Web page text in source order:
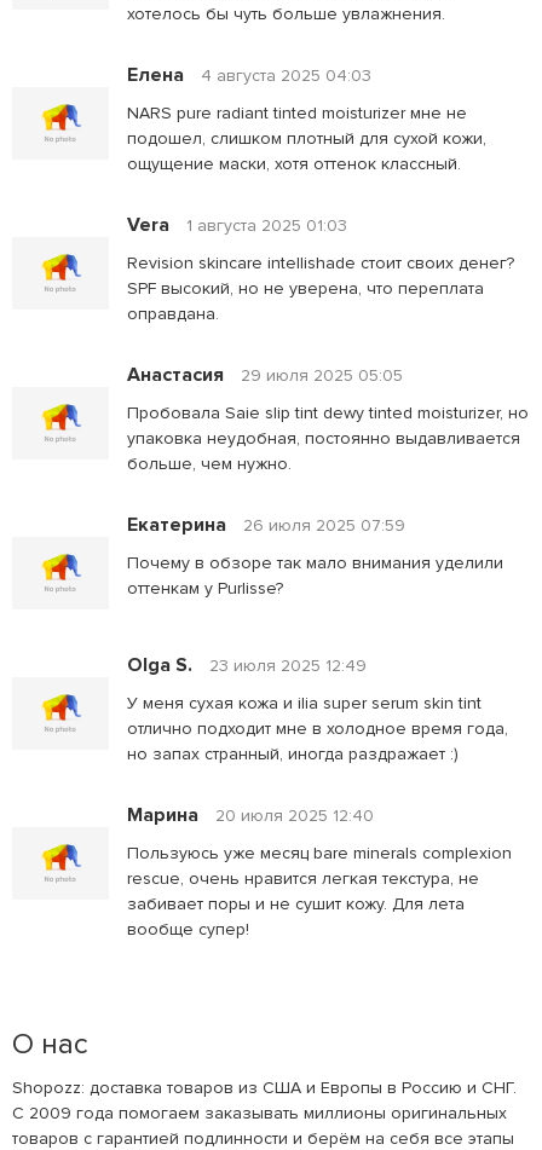
хотелось бы чуть больше увлажнения.
Елена
4 августа 2025 04:03
NARS pure radiant tinted moisturizer мне не
подошел, слишком плотный для сухой кожи,
ощущение маски, хотя оттенок классный.
Vera
1 августа 2025 01:03
Revision skincare intellishade стоит своих денег?
SPF высокий, но не уверена, что переплата
оправдана.
Анастасия
29 июля 2025 05:05
Пробовала Saie slip tint dewy tinted moisturizer, но
упаковка неудобная, постоянно выдавливается
больше, чем нужно.
Екатерина
26 июля 2025 07:59
Почему в обзоре так мало внимания уделили
оттенкам у Purlisse?
Olga S.
23 июля 2025 12:49
У меня сухая кожа и ilia super serum skin tint
отлично подходит мне в холодное время года,
но запах странный, иногда раздражает :)
Марина
20 июля 2025 12:40
Пользуюсь уже месяц bare minerals complexion
rescue, очень нравится легкая текстура, не
забивает поры и не сушит кожу. Для лета
вообще супер!
О нас
Shopozz: доставка товаров из США и Европы в Россию и СНГ.
С 2009 года помогаем заказывать миллионы оригинальных
товаров с гарантией подлинности и берём на себя все этапы